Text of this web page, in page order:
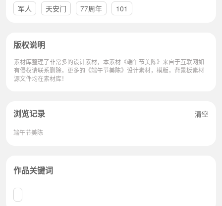
军人
天安门 77周年 101
版权说明
素材库整理了非常多的设计素材，本素材《端午节美陈》来自于互联网如
有侵权请联系删除，更多的《端午节美陈》设计素材，模版，背景板素材
源文件均在素材库！
浏览记录 清空
端午节美陈
作品关键词